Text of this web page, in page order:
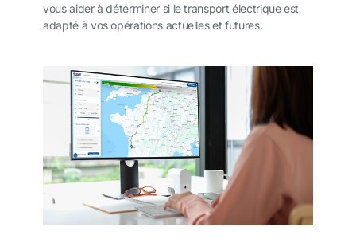
vous aider à déterminer si le transport électrique est
adapté à vos opérations actuelles et futures.